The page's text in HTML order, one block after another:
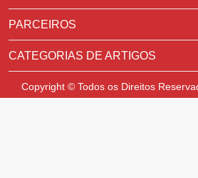
PARCEIROS
CATEGORIAS DE ARTIGOS
Copyright © Todos os Direitos